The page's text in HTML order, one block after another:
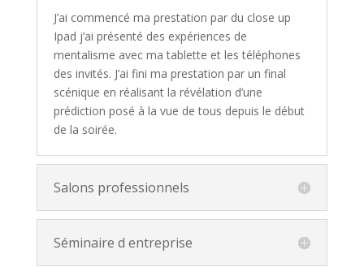
J’ai commencé ma prestation par du close up
Ipad j’ai présenté des expériences de
mentalisme avec ma tablette et les téléphones
des invités. J’ai fini ma prestation par un final
scénique en réalisant la révélation d’une
prédiction posé à la vue de tous depuis le début
de la soirée.
Salons professionnels
Séminaire d entreprise